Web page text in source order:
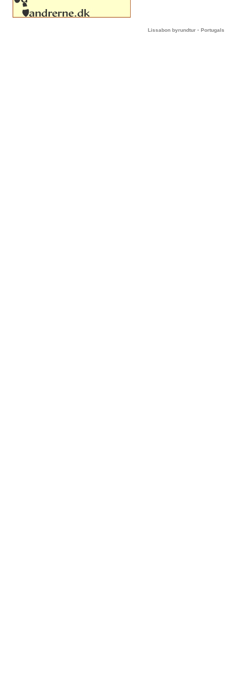
Lissabon byrundtur - Portugals